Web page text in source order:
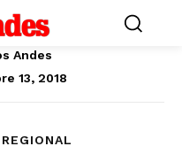
Andes
13, 2018
REGIONAL